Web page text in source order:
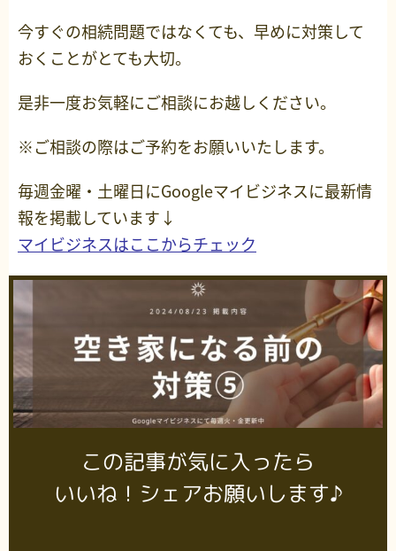
今すぐの相続問題ではなくても、早めに対策して
おくことがとても大切。
是非一度お気軽にご相談にお越しください。
※ご相談の際はご予約をお願いいたします。
毎週金曜・土曜日にGoogleマイビジネスに最新情
報を掲載しています↓
マイビジネスはここからチェック
この記事が気に入ったら
いいね！シェアお願いします♪